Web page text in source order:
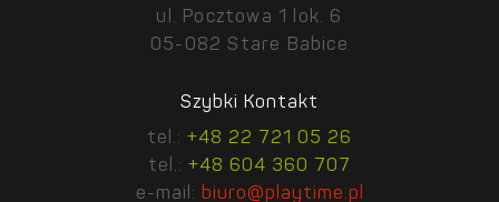
ul. Pocztowa 1 lok. 6
05-082 Stare Babice
Szybki Kontakt
tel.: +48 22 721 05 26
tel.: +48 604 360 707
e-mail: biuro@playtime.pl